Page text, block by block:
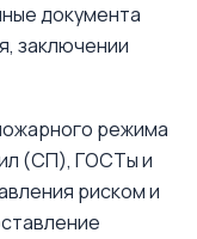
документа
заключении
режима
(СП), ГОСТы и
риском и